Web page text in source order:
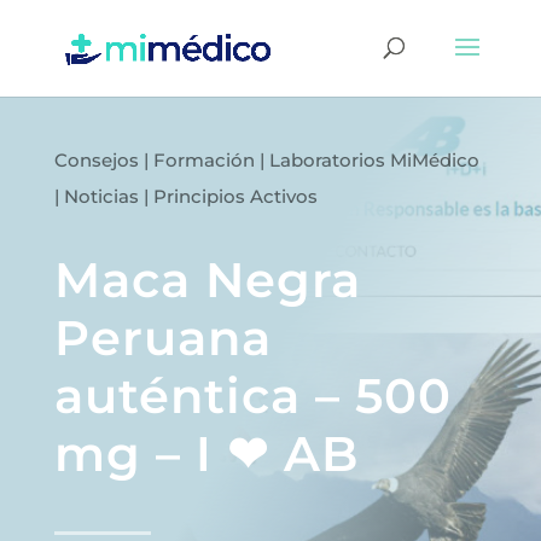
Consejos | Formación | Laboratorios MiMédico
| Noticias | Principios Activos
Maca Negra
Peruana
auténtica – 500
mg – I ❤ AB